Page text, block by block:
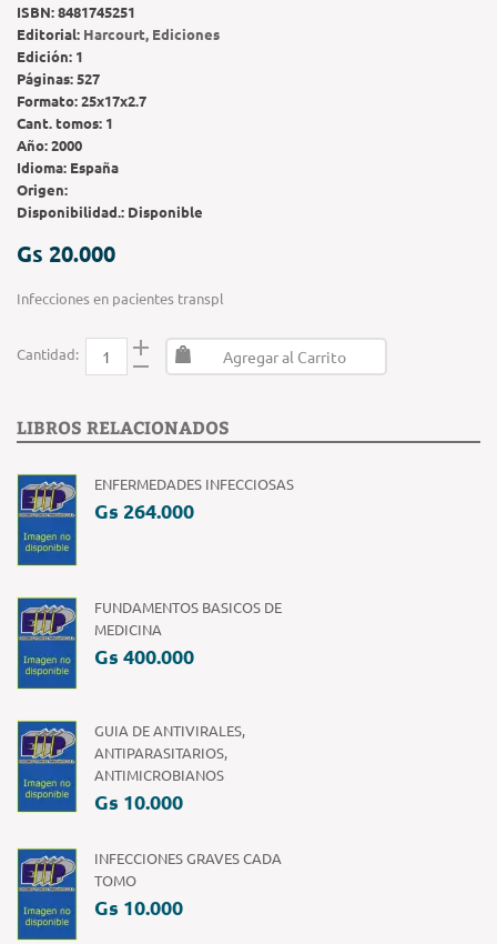
ISBN:8481745251
Editorial: Harcourt, Ediciones
Edición: 1
Páginas:527
Formato:25x17x2.7
Cant. tomos: 1
Año:2000
Idioma: España
Origen:
Disponibilidad.: Disponible
Gs 20.000
Infecciones en pacientes transpl
Cantidad: Agregar al Carrito
LIBROS RELACIONADOS
ENFERMEDADES INFECCIOSAS
Gs 264.000
FUNDAMENTOS BASICOS DE
MEDICINA
Gs 400.000
GUIA DE ANTIVIRALES,
ANTIPARASITARIOS,
ANTIMICROBIANOS
Gs 10.000
INFECCIONES GRAVES CADA
TOMO
Gs 10.000